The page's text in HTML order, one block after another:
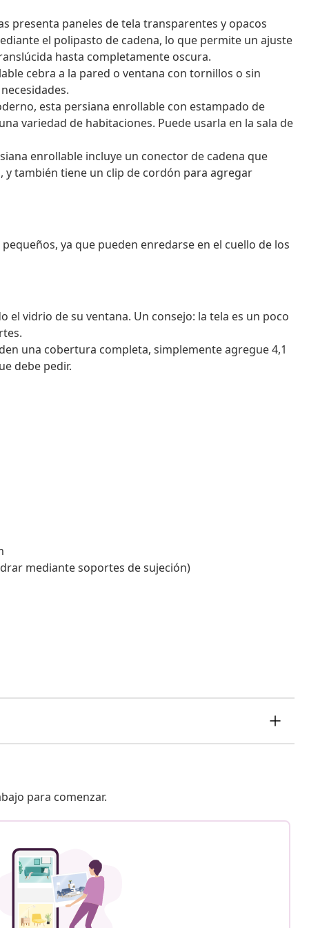
presenta paneles de tela transparentes y opacos
el polipasto de cadena, lo que permite un ajuste
hasta completamente oscura.
cebra a la pared o ventana con tornillos o sin
esta persiana enrollable con estampado de
variedad de habitaciones. Puede usarla en la sala de
enrollable incluye un conector de cadena que
y también tiene un clip de cordón para agregar
ya que pueden enredarse en el cuello de los
vidrio de su ventana. Un consejo: la tela es un poco
una cobertura completa, simplemente agregue 4,1
debe pedir.
mediante soportes de sujeción)
para comenzar.